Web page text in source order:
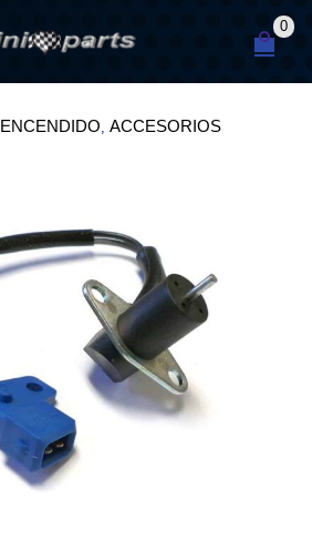
0
ENCENDIDO ACCESORIOS